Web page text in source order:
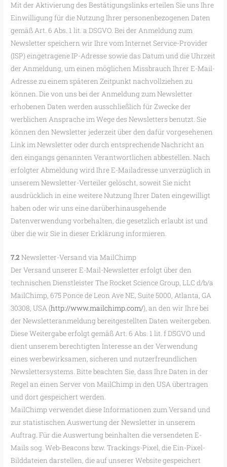
Mit der Aktivierung des Bestätigungslinks erteilen Sie uns Ihre
Einwilligung für die Nutzung Ihrer personenbezogenen Daten
gemäß Art. 6 Abs. 1 lit. a DSGVO. Bei der Anmeldung zum
Newsletter speichern wir Ihre vom Internet Service-Provider
(ISP) eingetragene IP-Adresse sowie das Datum und die Uhrzeit
der Anmeldung, um einen möglichen Missbrauch Ihrer E-Mail-
Adresse zu einem späteren Zeitpunkt nachvollziehen zu
können. Die von uns bei der Anmeldung zum Newsletter
erhobenen Daten werden ausschließlich für Zwecke der
werblichen Ansprache im Wege des Newsletters benutzt. Sie
können den Newsletter jederzeit über den dafür vorgesehenen
Link im Newsletter oder durch entsprechende Nachricht an
den eingangs genannten Verantwortlichen abbestellen. Nach
erfolgter Abmeldung wird Ihre E-Mailadresse unverzüglich in
unserem Newsletter-Verteiler gelöscht, soweit Sie nicht
ausdrücklich in eine weitere Nutzung Ihrer Daten eingewilligt
haben oder wir uns eine darüberhinausgehende
Datenverwendung vorbehalten, die gesetzlich erlaubt ist und
über die wir Sie in dieser Erklärung informieren.
7.2 Newsletter-Versand via MailChimp
Der Versand unserer E-Mail-Newsletter erfolgt über den
technischen Dienstleister The Rocket Science Group, LLC d/b/a
MailChimp, 675 Ponce de Leon Ave NE, Suite 5000, Atlanta, GA
30308, USA (http://www.mailchimp.com/), an den wir Ihre bei
der Newsletteranmeldung bereitgestellten Daten weitergeben.
Diese Weitergabe erfolgt gemäß Art. 6 Abs. 1 lit. f DSGVO und
dient unserem berechtigten Interesse an der Verwendung
eines werbewirksamen, sicheren und nutzerfreundlichen
Newslettersystems. Bitte beachten Sie, dass Ihre Daten in der
Regel an einen Server von MailChimp in den USA übertragen
und dort gespeichert werden.
MailChimp verwendet diese Informationen zum Versand und
zur statistischen Auswertung der Newsletter in unserem
Auftrag. Für die Auswertung beinhalten die versendeten E-
Mails sog. Web-Beacons bzw. Trackings-Pixel, die Ein-Pixel-
Bilddateien darstellen, die auf unserer Website gespeichert